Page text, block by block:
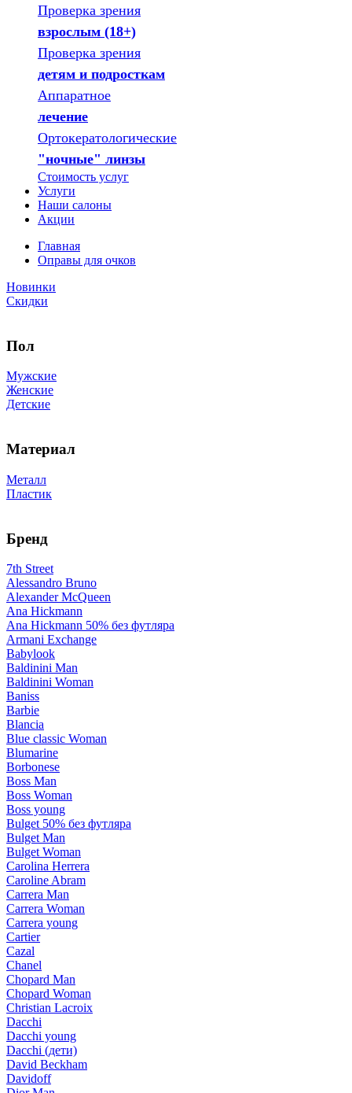
Проверка зрения
взрослым (18+)
Проверка зрения
детям и подросткам
Аппаратное
лечение
Ортокератологические
"ночные" линзы
Стоимость услуг
Услуги
Наши салоны
Акции
Главная
Оправы для очков
Новинки
Скидки
Пол
Мужские
Женские
Детские
Материал
Металл
Пластик
Бренд
7th Street
Alessandro Bruno
Alexander McQueen
Ana Hickmann
Ana Hickmann 50% без футляра
Armani Exchange
Babylook
Baldinini Man
Baldinini Woman
Baniss
Barbie
Blancia
Blue classic Woman
Blumarine
Borbonese
Boss Man
Boss Woman
Boss young
Bulget 50% без футляра
Bulget Man
Bulget Woman
Carolina Herrera
Caroline Abram
Carrera Man
Carrera Woman
Carrera young
Cartier
Cazal
Chanel
Chopard Man
Chopard Woman
Christian Lacroix
Dacchi
Dacchi young
Dacchi (дети)
David Beckham
Davidoff